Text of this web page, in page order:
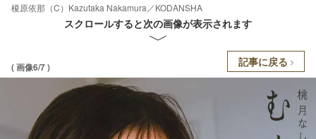
榎原依那（C）Kazutaka Nakamura／KODANSHA
スクロールすると次の画像が表示されます
( 画像6/7 ) 記事に戻る